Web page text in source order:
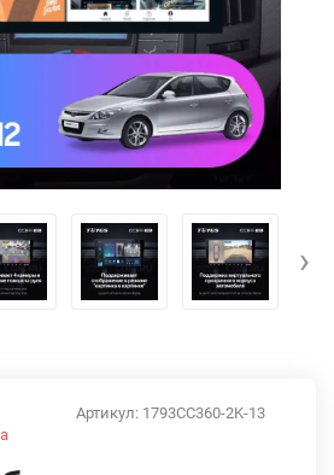
›
Артикул: 1793CC360-2K-13